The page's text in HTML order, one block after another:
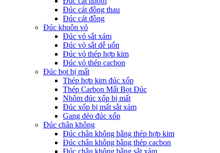
Đúc cát đồng thau
Đúc cát đồng
Đúc khuôn vỏ
Đúc vỏ sắt xám
Đúc vỏ sắt dễ uốn
Đúc vỏ thép hợp kim
Đúc vỏ thép cacbon
Đúc bọt bị mất
Thép hợp kim đúc xốp
Thép Carbon Mất Bọt Đúc
Nhôm đúc xốp bị mất
Đúc xốp bị mất sắt xám
Gang dẻo đúc xốp
Đúc chân không
Đúc chân không bằng thép hợp kim
Đúc chân không bằng thép cacbon
Đúc chân không bằng sắt xám